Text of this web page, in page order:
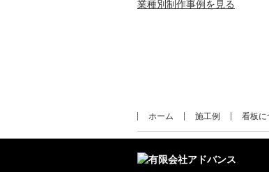
ホーム 施工例 看板に